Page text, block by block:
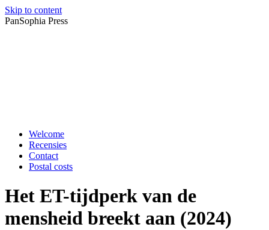
Skip to content
PanSophia Press
Welcome
Recensies
Contact
Postal costs
Het ET-tijdperk van de
mensheid breekt aan (2024)